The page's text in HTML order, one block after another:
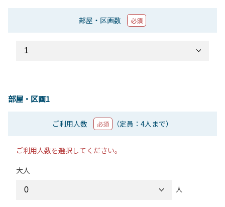
部屋・区画数 必須
部屋・区画1
ご利用人数 必須 （定員：4人まで）
ご利用人数を選択してください。
大人
人